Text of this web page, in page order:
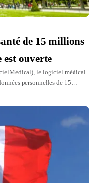
de 15 millions
est ouverte
le logiciel médical
personnelles de 15
la Santé a